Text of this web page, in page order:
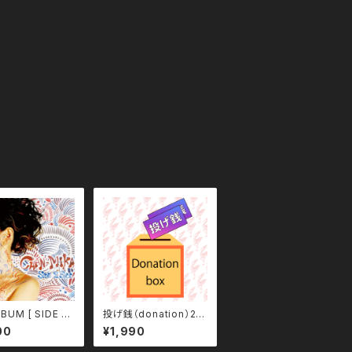
[ SIDE 2
投げ銭（donation）20
00
¥1,990